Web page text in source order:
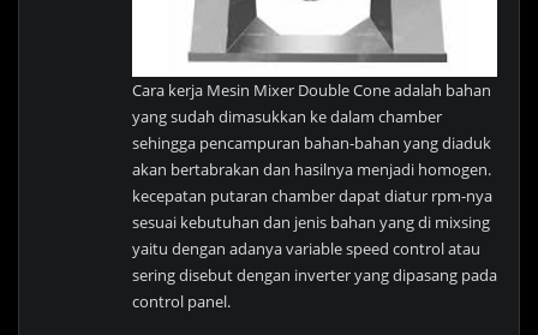
Cara kerja Mesin Mixer Double Cone adalah bahan
yang sudah dimasukkan ke dalam chamber
sehingga pencampuran bahan-bahan yang diaduk
akan bertabrakan dan hasilnya menjadi homogen.
kecepatan putaran chamber dapat diatur rpm-nya
sesuai kebutuhan dan jenis bahan yang di mixsing
yaitu dengan adanya variable speed control atau
sering disebut dengan inverter yang dipasang pada
control panel.